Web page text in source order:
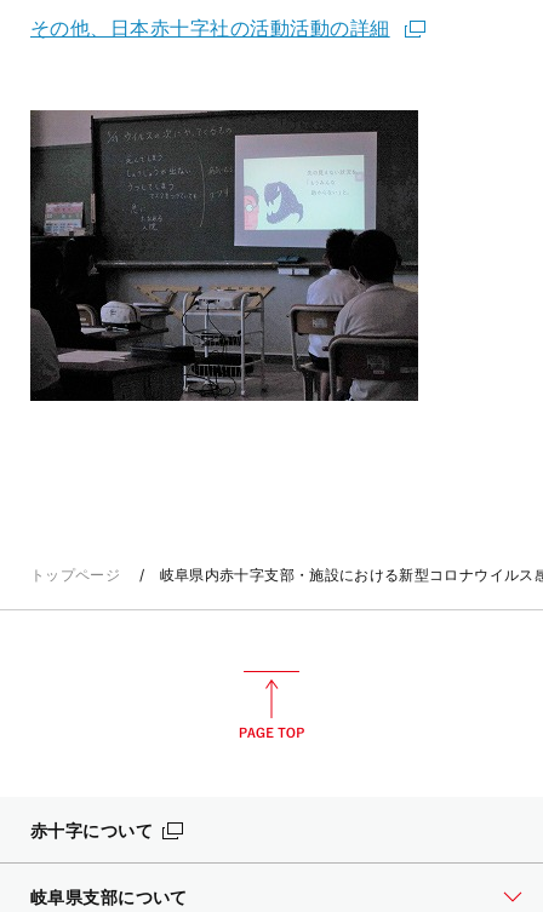
その他、日本赤十字社の活動活動の詳細
トップページ 岐阜県内赤十字支部・施設における新型コロナウイルス
赤十字について
岐阜県支部について